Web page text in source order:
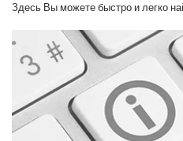
Здесь Вы можете быстро и легко